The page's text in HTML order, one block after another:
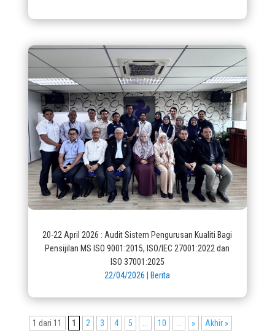
20-22 April 2026 : Audit Sistem Pengurusan Kualiti Bagi
Pensijilan MS ISO 9001:2015, ISO/IEC 27001:2022 dan
ISO 37001:2025
22/04/2026
Berita
1 dari 11 1 2 3 4 5 10 » Akhir »